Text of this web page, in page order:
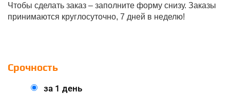
Чтобы сделать заказ – заполните форму снизу. Заказы
принимаются круглосуточно, 7 дней в неделю!
Срочность
за 1 день